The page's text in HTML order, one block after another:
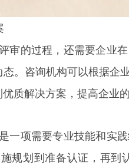
审的过程，还需要企业
。咨询机构可以根据企
质解决方案，提高企业
一项需要专业技能和实
规划到准备认证，再